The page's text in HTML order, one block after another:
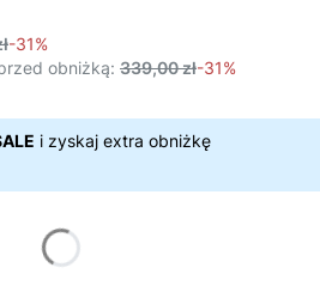
-31%
obniżką: 339,00 zł-31%
i zyskaj extra obniżkę